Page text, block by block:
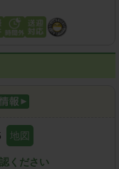
地図
ください